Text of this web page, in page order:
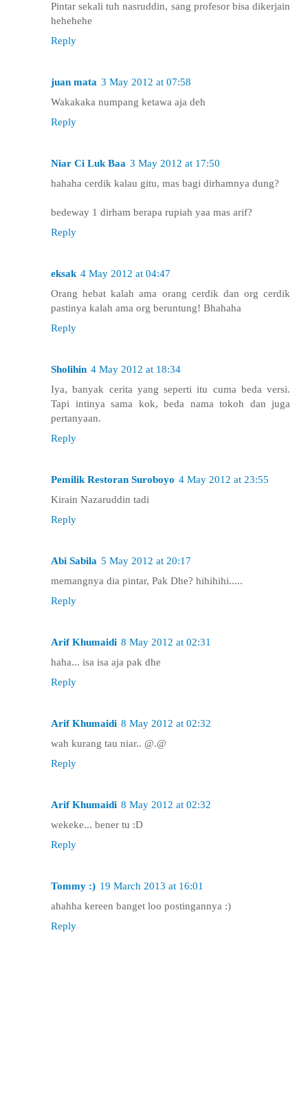
Pintar sekali tuh nasruddin, sang profesor bisa dikerjain
hehehehe
Reply
juan mata 3 May 2012 at 07:58
Wakakaka numpang ketawa aja deh
Reply
Niar Ci Luk Baa 3 May 2012 at 17:50
hahaha cerdik kalau gitu, mas bagi dirhamnya dung?
bedeway 1 dirham berapa rupiah yaa mas arif?
Reply
eksak 4 May 2012 at 04:47
Orang hebat kalah ama orang cerdik dan org cerdik
pastinya kalah ama org beruntung! Bhahaha
Reply
Sholihin 4 May 2012 at 18:34
Iya, banyak cerita yang seperti itu cuma beda versi.
Tapi intinya sama kok, beda nama tokoh dan juga
pertanyaan.
Reply
Pemilik Restoran Suroboyo 4 May 2012 at 23:55
Kirain Nazaruddin tadi
Reply
Abi Sabila 5 May 2012 at 20:17
memangnya dia pintar, Pak Dhe? hihihihi.....
Reply
Arif Khumaidi 8 May 2012 at 02:31
haha... isa isa aja pak dhe
Reply
Arif Khumaidi 8 May 2012 at 02:32
wah kurang tau niar.. @.@
Reply
Arif Khumaidi 8 May 2012 at 02:32
wekeke... bener tu :D
Reply
Tommy :) 19 March 2013 at 16:01
ahahha kereen banget loo postingannya :)
Reply